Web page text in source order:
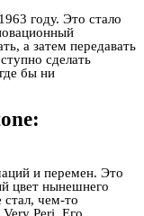
году. Это стало
а затем передавать
сделать
бы ни
и перемен. Это
цвет нынешнего
стал, чем-то